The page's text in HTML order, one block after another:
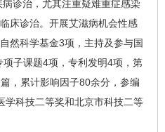
诊治，尤其注重疑难重症感染
床诊治。开展艾滋病机会性感
然科学基金3项，主持及参与国
子课题4项，专利发明4项，第
，累计影响因子80余分，参编
学科技二等奖和北京市科技二等